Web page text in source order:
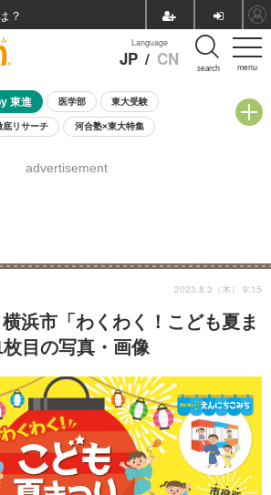
menu
Language
JP / CN search
東進 医学部 東大受験
底リサーチ 河合塾×東大特集
8月開催学校説明会・相談会
advertisement
横浜市「わくわく！こども夏ま
目の写真・画像
2023.8.3（木） 9:15